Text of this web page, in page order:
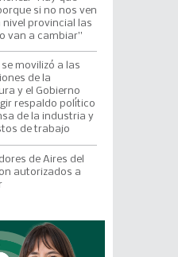
si no nos ven
nivel provincial las
van a cambiar”
se movilizó a las
de la
y el Gobierno
respaldo político
de la industria y
de trabajo
de Aires del
autorizados a